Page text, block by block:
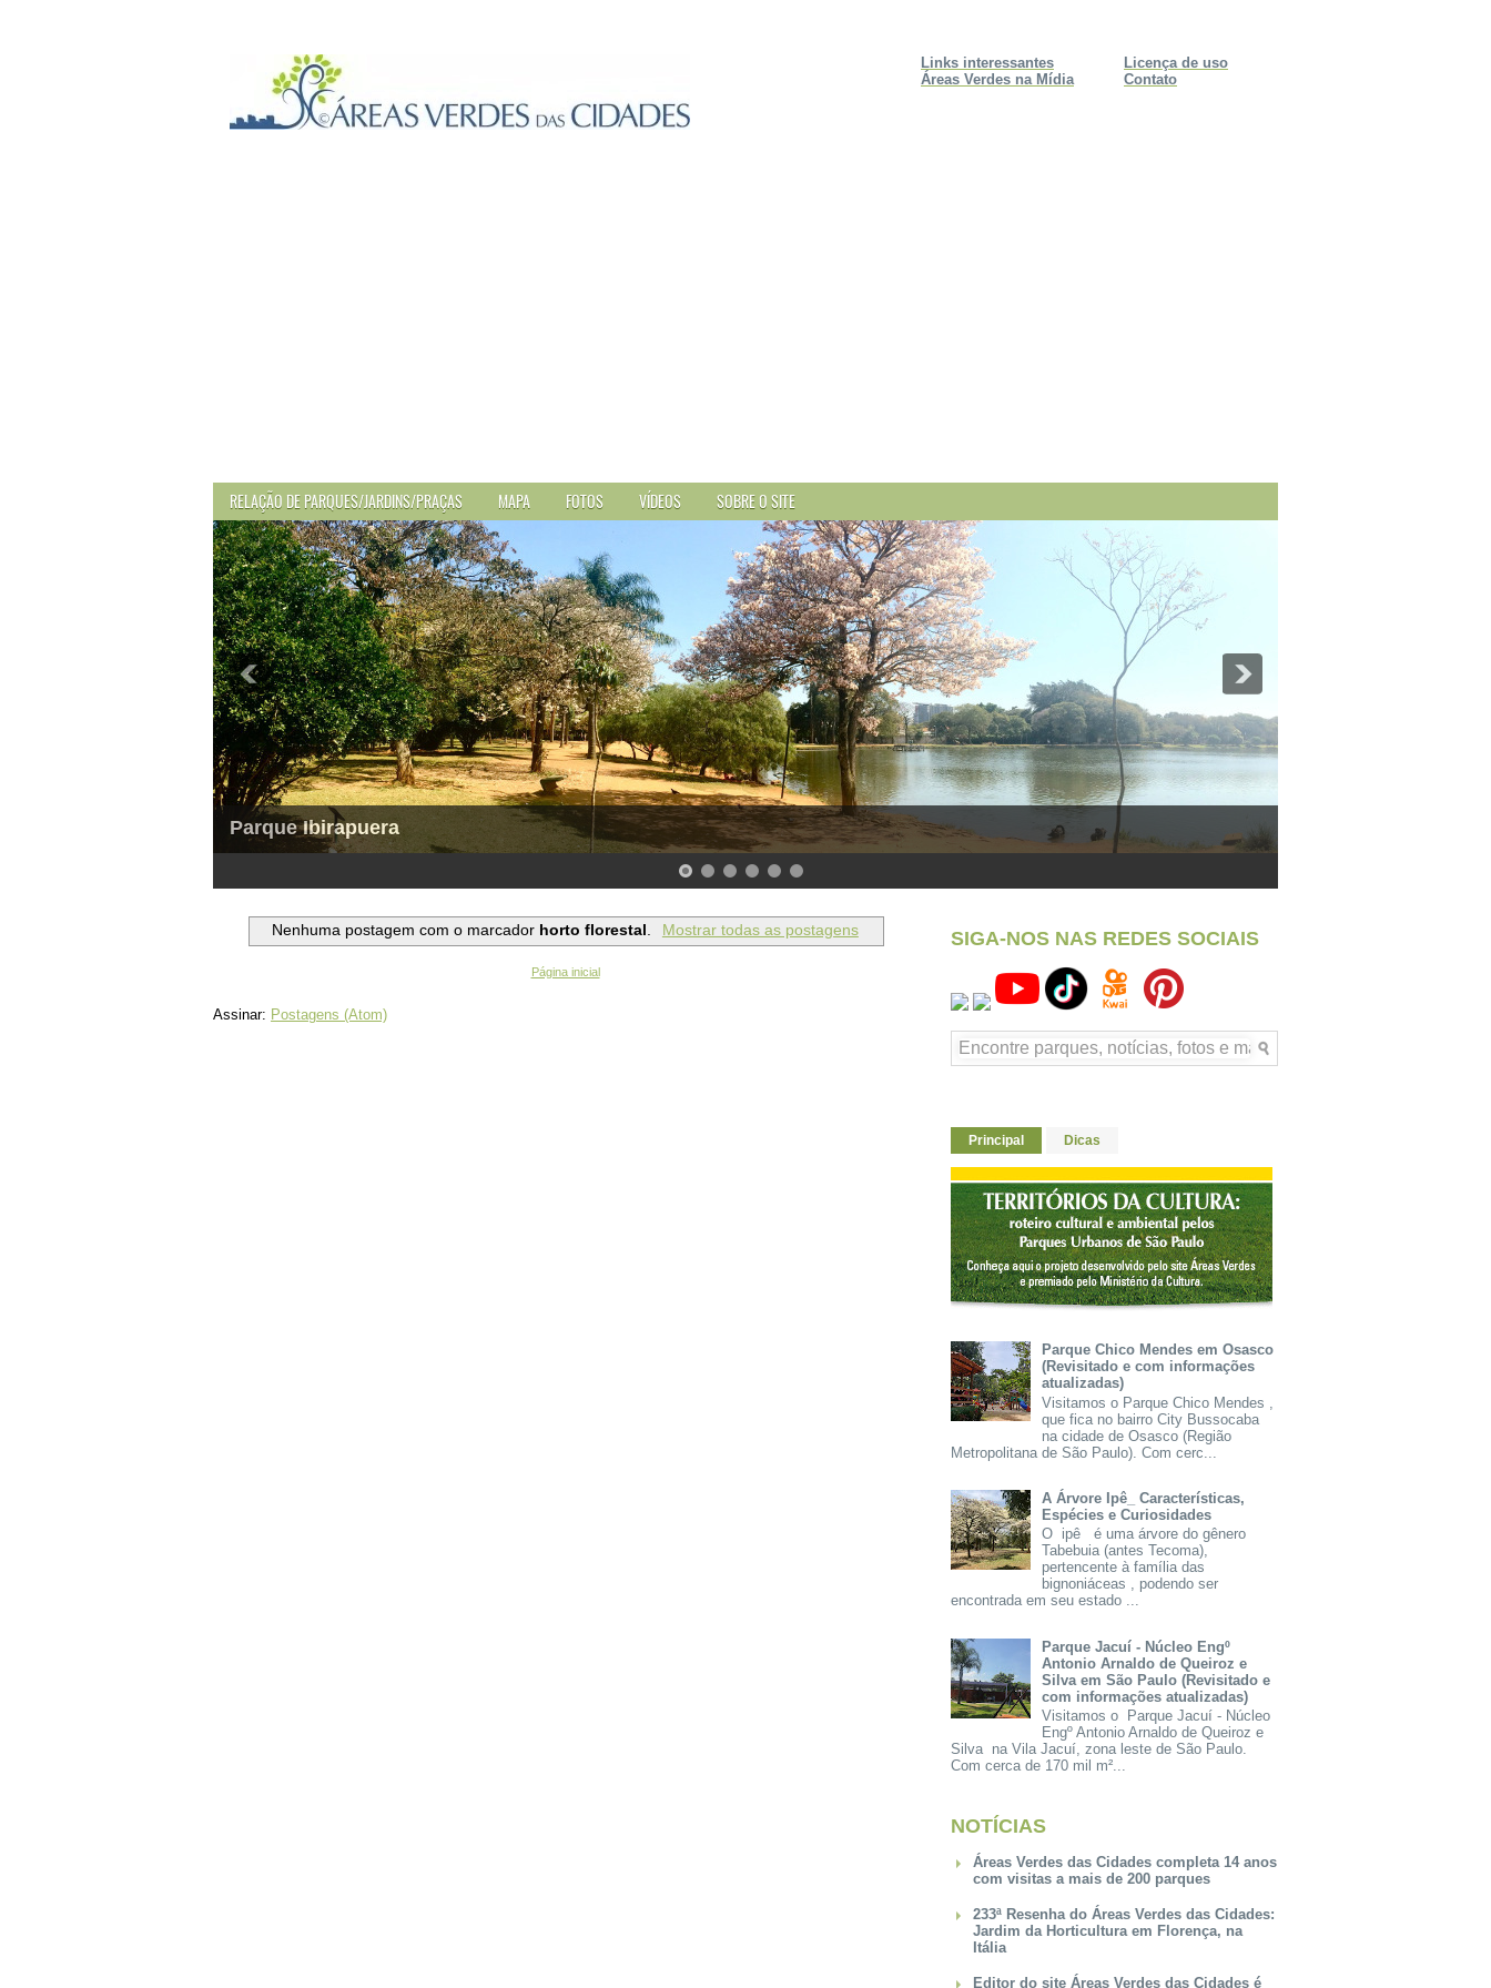
Licença de uso
Contato
Links interessantes
Áreas Verdes na Mídia
RELAÇÃO DE PARQUES/JARDINS/PRAÇAS MAPA FOTOS VÍDEOS SOBRE O SITE
Parque Ibirapuera
Nenhuma postagem com o marcador horto florestal. Mostrar todas as postagens
Página inicial
Assinar: Postagens (Atom)
SIGA-NOS NAS REDES SOCIAIS
Principal Dicas
Parque Chico Mendes em Osasco
(Revisitado e com informações
atualizadas)
Visitamos o Parque Chico Mendes ,
que fica no bairro City Bussocaba
na cidade de Osasco (Região
Metropolitana de São Paulo). Com cerc...
A Árvore Ipê_ Características,
Espécies e Curiosidades
O ipê é uma árvore do gênero
Tabebuia (antes Tecoma),
pertencente à família das
bignoniáceas , podendo ser
encontrada em seu estado ...
Parque Jacuí - Núcleo Engº
Antonio Arnaldo de Queiroz e
Silva em São Paulo (Revisitado e
com informações atualizadas)
Visitamos o Parque Jacuí - Núcleo
Engº Antonio Arnaldo de Queiroz e
Silva na Vila Jacuí, zona leste de São Paulo.
Com cerca de 170 mil m²...
NOTÍCIAS
Áreas Verdes das Cidades completa 14 anos
com visitas a mais de 200 parques
233ª Resenha do Áreas Verdes das Cidades:
Jardim da Horticultura em Florença, na
Itália
Editor do site Áreas Verdes das Cidades é